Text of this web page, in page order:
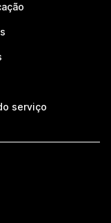
serviço